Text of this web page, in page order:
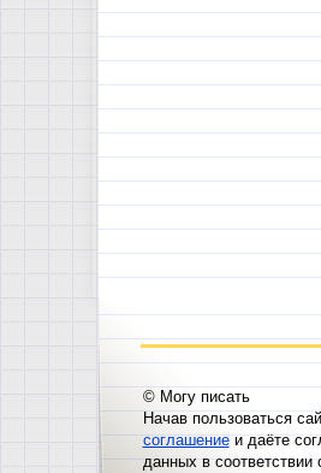
© Могу писать
Начав пользоваться
соглашениеи даёте
данных в соответствии